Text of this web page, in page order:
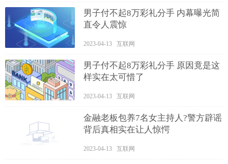
男子付不起8万彩礼分手 内幕曝光简
直令人震惊
2023-04-13 互联网
男子付不起8万彩礼分手 原因竟是这
样实在太可惜了
2023-04-13 互联网
金融老板包养7名女主持人?警方辟谣
背后真相实在让人惊愕
2023-04-13 互联网